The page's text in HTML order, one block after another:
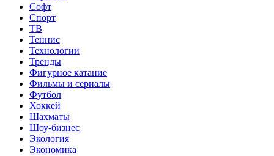
Софт
Спорт
ТВ
Теннис
Технологии
Тренды
Фигурное катание
Фильмы и сериалы
Футбол
Хоккей
Шахматы
Шоу-бизнес
Экология
Экономика